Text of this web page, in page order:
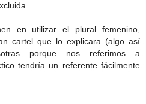
en utilizar el plural femenino,
cartel que lo explicara (algo así
porque nos referimos a
tendría un referente fácilmente